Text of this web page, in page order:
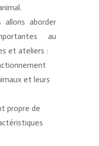
aborder
au
et ateliers :
et leurs
propre de